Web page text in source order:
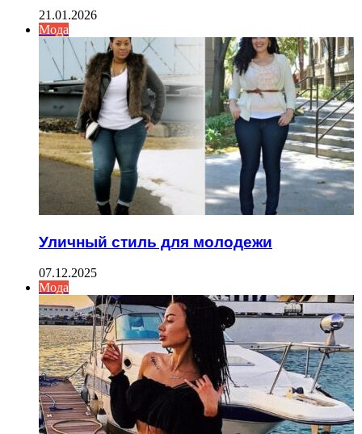
21.01.2026
Мода
Уличный стиль для молодежи
07.12.2025
Мода